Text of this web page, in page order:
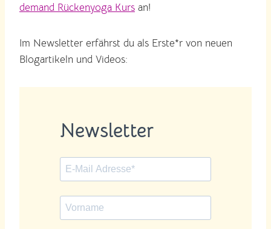
demand Rückenyoga Kurs an!
Im Newsletter erfährst du als Erste*r von neuen
Blogartikeln und Videos:
Newsletter